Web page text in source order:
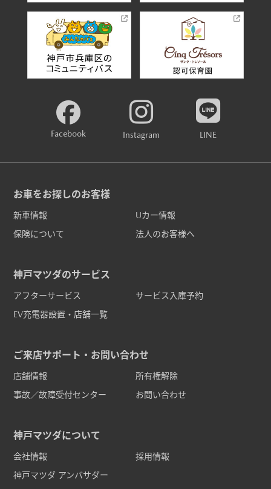
Facebook Instagram LINE
お車をお探しのお客様
新車情報
Uカー情報
保険について
法人のお客様へ
神戸マツダのサービス
アフターサービス
サービス入庫予約
EV充電器設置・店舗一覧
ご来店サポート・お問い合わせ
店舗情報
所有権解除
事故／故障受付センター
お問い合わせ
神戸マツダについて
会社情報
採用情報
神戸マツダ アンバサダー